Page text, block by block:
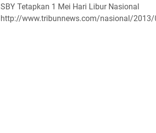
SBY Tetapkan 1 Mei Hari Libur Nasional
http://www.tribunnews.com/nasional/